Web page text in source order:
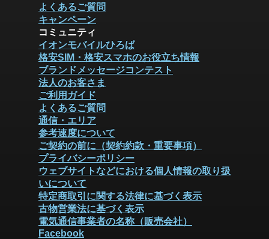
よくあるご質問
キャンペーン
コミュニティ
イオンモバイルひろば
格安SIM・格安スマホのお役立ち情報
ブランドメッセージコンテスト
法人のお客さま
ご利用ガイド
よくあるご質問
通信・エリア
参考速度について
ご契約の前に（契約約款・重要事項）
プライバシーポリシー
ウェブサイトなどにおける個人情報の取り扱
いについて
特定商取引に関する法律に基づく表示
古物営業法に基づく表示
電気通信事業者の名称（販売会社）
Facebook